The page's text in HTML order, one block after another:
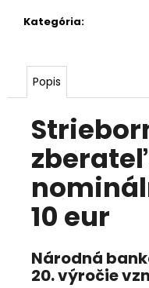
Kategória:
Popis
10 eur
Národná
20. výročie